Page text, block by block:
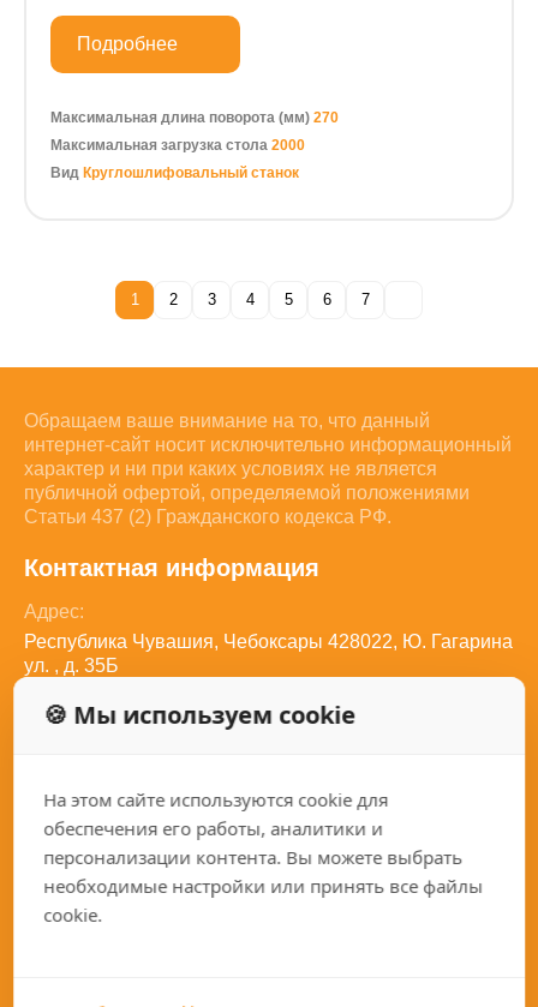
Подробнее
Максимальная длина поворота (мм) 270
Максимальная загрузка стола 2000
Вид Круглошлифовальный станок
1 2 3 4 5 6 7
Обращаем ваше внимание на то, что данный
интернет-сайт носит исключительно информационный
характер и ни при каких условиях не является
публичной офертой, определяемой положениями
Статьи 437 (2) Гражданского кодекса РФ.
Контактная информация
Адрес:
Республика Чувашия, Чебоксары 428022, Ю. Гагарина
ул. , д. 35Б
8 (800) 350-27-82
Социальные сети:
🍪 Мы используем cookie
На этом сайте используются cookie для
обеспечения его работы, аналитики и
персонализации контента. Вы можете выбрать
необходимые настройки или принять все файлы
cookie.